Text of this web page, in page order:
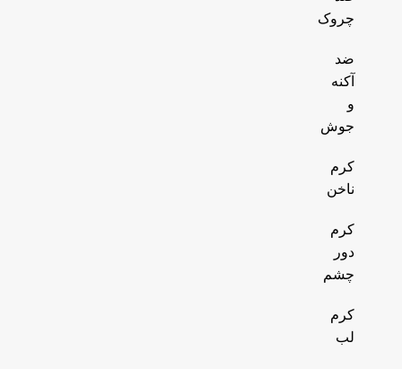
چروک
ضد
آکنه
و
جوش
کرم
ناخن
کرم
دور
چشم
کرم
لب